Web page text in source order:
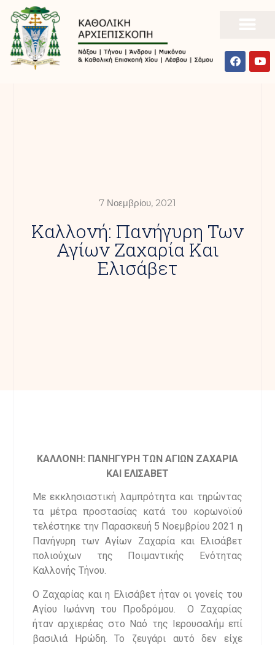
7 Νοεμβρίου, 2021
Καλλονή: Πανήγυρη Των
Αγίων Ζαχαρία Και
Ελισάβετ
ΚΑΛΛΟΝΗ: ΠΑΝΗΓΥΡΗ ΤΩΝ ΑΓΙΩΝ ΖΑΧΑΡΙΑ
ΚΑΙ ΕΛΙΣΑΒΕΤ
Με εκκλησιαστική λαμπρότητα και τηρώντας
τα μέτρα προστασίας κατά του κορωνοϊού
τελέστηκε την Παρασκευή 5 Νοεμβρίου 2021 η
Πανήγυρη των Αγίων Ζαχαρία και Ελισάβετ
πολιούχων της Ποιμαντικής Ενότητας
Καλλονής Τήνου.
Ο Ζαχαρίας και η Ελισάβετ ήταν οι γονείς του
Αγίου Ιωάννη του Προδρόμου. Ο Ζαχαρίας
ήταν αρχιερέας στο Ναό της Ιερουσαλήμ επί
βασιλιά Ηρώδη. Το ζευγάρι αυτό δεν είχε